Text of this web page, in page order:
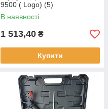
9500 ( Logo) (5)
В наявності
1 513,40 ₴
Купити